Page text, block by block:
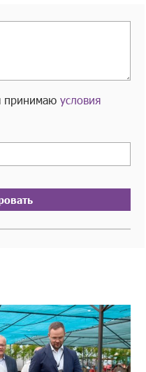
принимаюусловия